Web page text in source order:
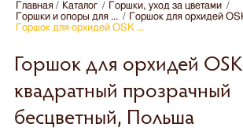
Главная Каталог
Горшки, уход за цветами
Горшки и опоры для ...
Горшок для орхидей
Горшок для орхидей OSK ...
Горшок для орхидей
квадратный прозрачный
бесцветный, Польша